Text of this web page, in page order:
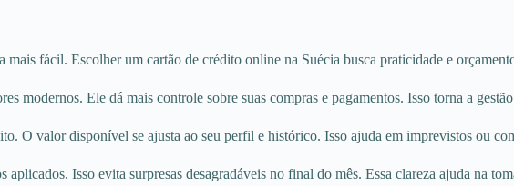
fácil. Escolher um cartão de crédito online na Suécia busca praticidade e
modernos. Ele dá mais controle sobre suas compras e pagamentos. Isso torna a
O valor disponível se ajusta ao seu perfil e histórico. Isso ajuda em imprevistos ou
aplicados. Isso evita surpresas desagradáveis no final do mês. Essa clareza ajuda na